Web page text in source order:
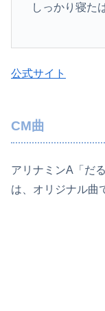
しっかり寝た
公式サイト
CM曲
アリナミンA「だ
は、オリジナル曲